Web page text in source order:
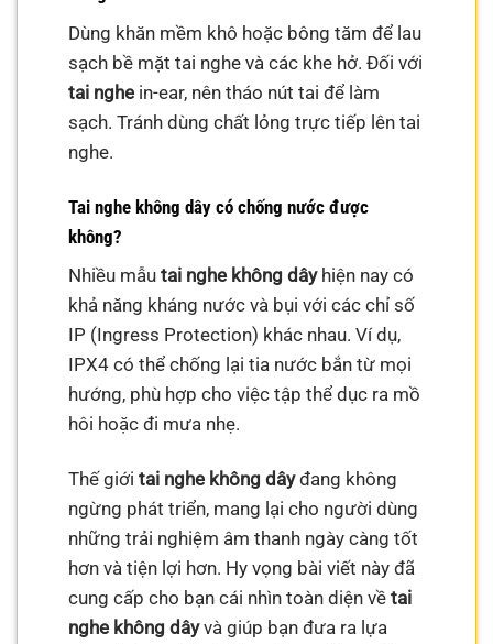
Dùng khăn mềm khô hoặc bông tăm để lau
sạch bề mặt tai nghe và các khe hở. Đối với
tai nghe in-ear, nên tháo nút tai để làm
sạch. Tránh dùng chất lỏng trực tiếp lên tai
nghe.
Tai nghe không dây có chống nước được
không?
Nhiều mẫutai nghe không dâyhiện nay có
khả năng kháng nước và bụi với các chỉ số
IP (Ingress Protection) khác nhau. Ví dụ,
IPX4 có thể chống lại tia nước bắn từ mọi
hướng, phù hợp cho việc tập thể dục ra mồ
hôi hoặc đi mưa nhẹ.
Thế giớitai nghe không dâyđang không
ngừng phát triển, mang lại cho người dùng
những trải nghiệm âm thanh ngày càng tốt
hơn và tiện lợi hơn. Hy vọng bài viết này đã
cung cấp cho bạn cái nhìn toàn diện vềtai
nghe không dâyvà giúp bạn đưa ra lựa